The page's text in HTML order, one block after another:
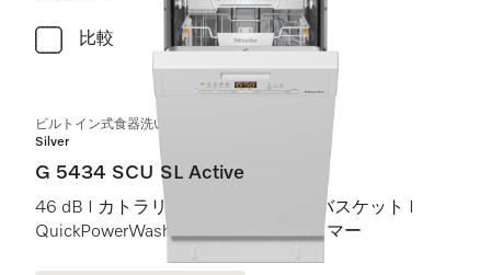
比較
ビルトイン式食器洗い機（45 cm）
Silver
G 5434 SCU SL Active
46 dB I カトラリートレイ I Comfortバスケット I
QuickPowerWash I スタート予約タイマー